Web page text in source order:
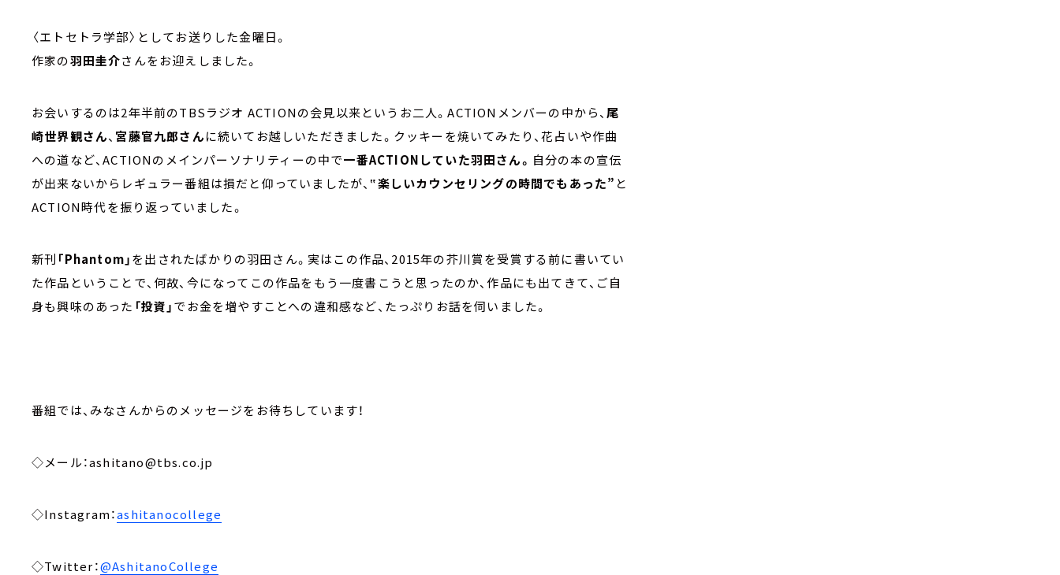
〈エトセトラ学部〉としてお送りした金曜日。
作家の羽田圭介さんをお迎えしました。
お会いするのは2年半前のTBSラジオ ACTIONの会見以来というお二人。ACTIONメンバーの中から、 尾
崎世界観さん、 宮藤官九郎さんに続いてお越しいただきました。クッキーを焼いてみたり、花占いや作曲
への道など、ACTIONのメインパーソナリティーの中で一番ACTIONしていた羽田さん。 自分の本の宣伝
が出来ないからレギュラー番組は損だと仰っていましたが、‟楽しいカウンセリングの時間でもあった” と
ACTION時代を振り返っていました。
新刊 「Phantom」を出されたばかりの羽田さん。実はこの作品、2015年の芥川賞を受賞する前に書いてい
た作品ということで、何故、今になってこの作品をもう一度書こうと思ったのか、作品にも出てきて、ご自
身も興味のあった 「投資」でお金を増やすことへの違和感など、たっぷりお話を伺いました。
番組では、みなさんからのメッセージをお待ちしています！
◇メール：ashitano@tbs.co.jp
◇Instagram：ashitanocollege
◇Twitter：@AshitanoCollege